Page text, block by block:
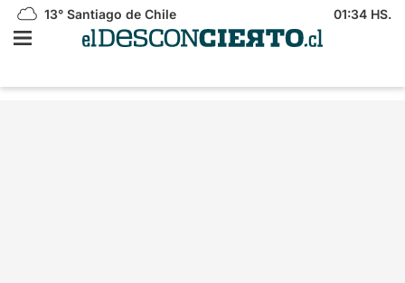
13° Santiago de Chile 01:34 HS.